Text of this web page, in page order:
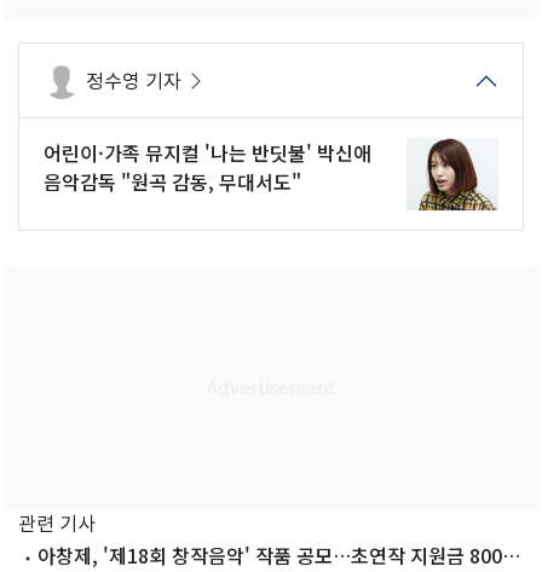
정수영 기자
어린이·가족 뮤지컬 '나는 반딧불' 박신애
음악감독 "원곡 감동, 무대서도"
관련 기사
아창제, '제18회 창작음악' 작품 공모…초연작 지원금 800만